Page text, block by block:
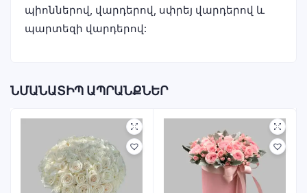
պիոններով, վարդերով, սփրեյ վարդերով և
պարտեզի վարդերով:
ՆՄԱՆԱՏԻՊ ԱՊՐԱՆՔՆԵՐ